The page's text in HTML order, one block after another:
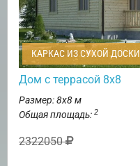
КАРКАС ИЗ СУХОЙ ДОСКИ
Дом с террасой 8х8
Размер: 8х8 м
Общая площадь: 2
2322050